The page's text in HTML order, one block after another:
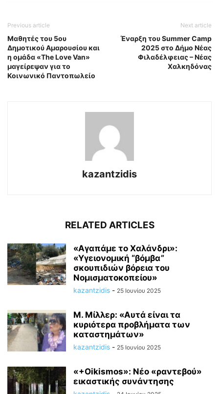
Previous article
Μαθητές του 5ου
Δημοτικού Αμαρουσίου και
η ομάδα «The Love Van»
μαγείρεψαν για το
Κοινωνικό Παντοπωλείο
Next article
Έναρξη του Summer Camp
2025 στο Δήμο Νέας
Φιλαδέλφειας – Νέας
Χαλκηδόνας
kazantzidis
RELATED ARTICLES
«Αγαπάμε το Χαλάνδρι»:
«Υγειονομική “βόμβα”
σκουπιδιών βόρεια του
Νομισματοκοπείου»
kazantzidis - 25 Ιουνίου 2025
M. Mίλλερ: «Αυτά είναι τα
κυριότερα προβλήματα των
καταστημάτων»
kazantzidis - 25 Ιουνίου 2025
«+Οikismos»: Νέο «ραντεβού»
εικαστικής συνάντησης